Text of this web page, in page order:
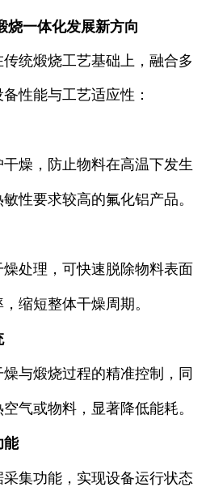
烧一体化发展新方向
统煅烧工艺基础上，融合多
性能与工艺适应性：
燥，防止物料在高温下发生
性要求较高的氟化铝产品。
处理，可快速脱除物料表面
缩短整体干燥周期。
与煅烧过程的精准控制，同
气或物料，显著降低能耗。
能
集功能，实现设备运行状态